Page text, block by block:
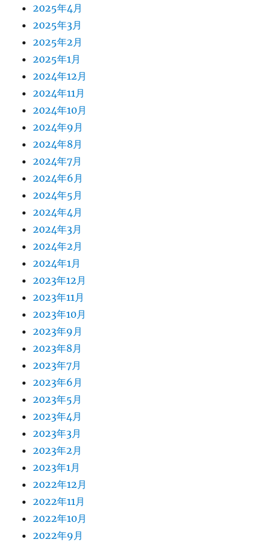
2025年4月
2025年3月
2025年2月
2025年1月
2024年12月
2024年11月
2024年10月
2024年9月
2024年8月
2024年7月
2024年6月
2024年5月
2024年4月
2024年3月
2024年2月
2024年1月
2023年12月
2023年11月
2023年10月
2023年9月
2023年8月
2023年7月
2023年6月
2023年5月
2023年4月
2023年3月
2023年2月
2023年1月
2022年12月
2022年11月
2022年10月
2022年9月